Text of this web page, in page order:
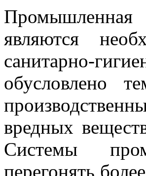
являются
санитарно-
обусловлено
вредных
Системы
перегонять